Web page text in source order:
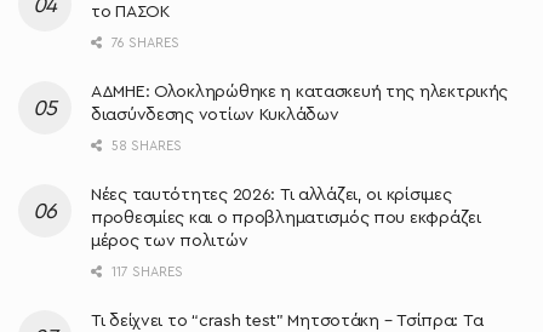
το ΠΑΣΟΚ
76 SHARES
ΑΔΜΗΕ: Ολοκληρώθηκε η κατασκευή της ηλεκτρικής
διασύνδεσης νοτίων Κυκλάδων
58 SHARES
Νέες ταυτότητες 2026: Τι αλλάζει, οι κρίσιμες
προθεσμίες και ο προβληματισμός που εκφράζει
μέρος των πολιτών
117 SHARES
Τι δείχνει το “crash test” Μητσοτάκη – Τσίπρα: Τα